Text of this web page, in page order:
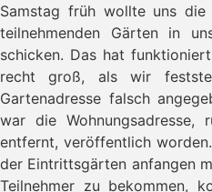
Samstag früh wollte uns
teilnehmenden Gärten in
schicken. Das hat
recht groß, als wir
Gartenadresse falsch
war die Wohnungsadresse,
entfernt, veröffentlich
der Eintrittsgärten anfangen
Teilnehmer zu bekommen,